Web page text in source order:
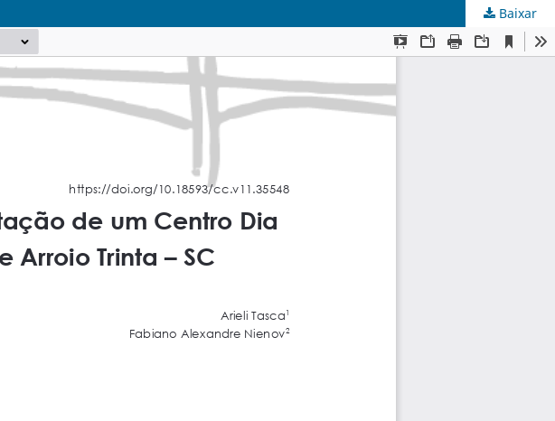
Baixar